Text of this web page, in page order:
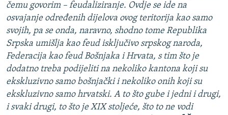
čemu govorim – feudaliziranje. Ovdje se ide na
osvajanje određenih dijelova ovog teritorija kao samo
svojih, pa se onda, naravno, shodno tome Republika
Srpska umišlja kao feud isključivo srpskog naroda,
Federacija kao feud Bošnjaka i Hrvata, s tim što je
dodatno treba podijeliti na nekoliko kantona koji su
ekskluzivno samo bošnjački i nekoliko onih koji su
ekskluzivno samo hrvatski. A to što gube i jedni i drugi,
i svaki drugi, to što je XIX stoljeće, što to ne vodi